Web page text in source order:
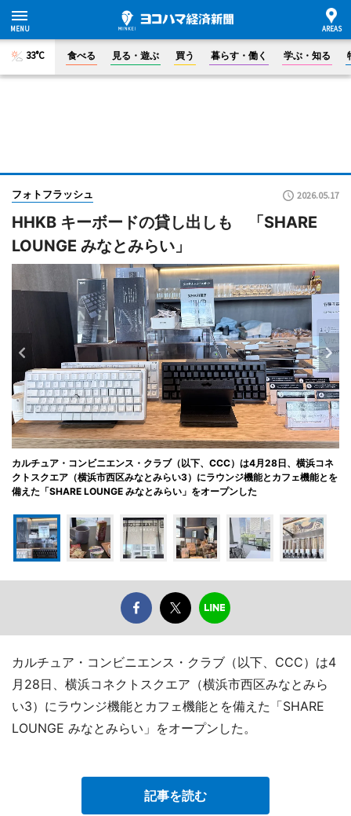
33°C 食べる 見る・遊ぶ 買う 暮らす・働く 学ぶ・知る
フォトフラッシュ 2026.05.17
HHKB キーボードの貸し出しも 「SHARE
LOUNGE みなとみらい」
カルチュア・コンビニエンス・クラブ（以下、CCC）は4月28日、横浜コネ
クトスクエア（横浜市西区みなとみらい3）にラウンジ機能とカフェ機能とを
備えた「SHARE LOUNGE みなとみらい」をオープンした
カルチュア・コンビニエンス・クラブ（以下、CCC）は4
月28日、横浜コネクトスクエア（横浜市西区みなとみら
い3）にラウンジ機能とカフェ機能とを備えた「SHARE
LOUNGE みなとみらい」をオープンした。
記事を読む